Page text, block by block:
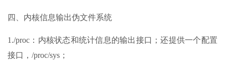
四、内核信息输出伪文件系统
1./proc：内核状态和统计信息的输出接口；还提供一个配置
接口，/proc/sys；